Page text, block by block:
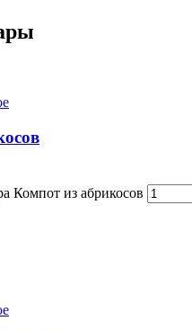
Компот из абрикосов